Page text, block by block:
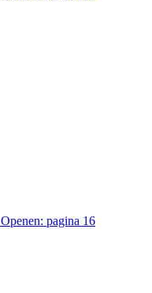
Openen: pagina 16